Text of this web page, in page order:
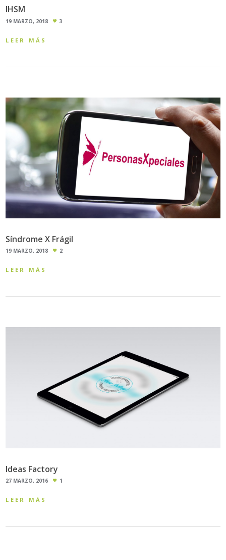
IHSM
19 MARZO, 2018 3
LEER MÁS
Síndrome X Frágil
19 MARZO, 2018 2
LEER MÁS
Ideas Factory
27 MARZO, 2016 1
LEER MÁS